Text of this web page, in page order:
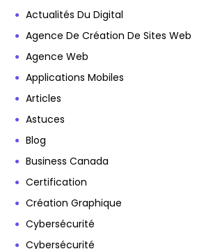
Actualités Du Digital
Agence De Création De Sites Web
Agence Web
Applications Mobiles
Articles
Astuces
Blog
Business Canada
Certification
Création Graphique
Cybersécurité
Cybersécurité